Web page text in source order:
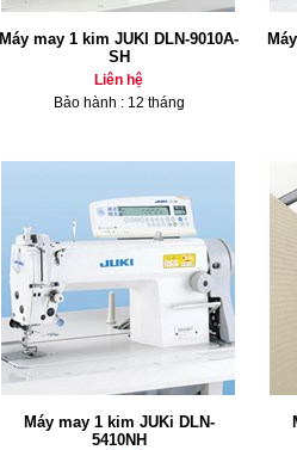
Máy may 1 kim JUKI DLN-9010A-
SH
Liên hệ
Bảo hành : 12 tháng
Máy may 1 kim JUKi DLN-
5410NH